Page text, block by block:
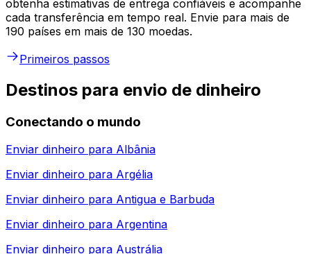
obtenha estimativas de entrega confiáveis e acompanhe
cada transferência em tempo real. Envie para mais de
190 países em mais de 130 moedas.
Primeiros passos
Destinos para envio de dinheiro
Conectando o mundo
Enviar dinheiro para Albânia
Enviar dinheiro para Argélia
Enviar dinheiro para Antigua e Barbuda
Enviar dinheiro para Argentina
Enviar dinheiro para Austrália